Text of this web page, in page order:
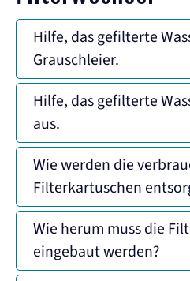
Hilfe, das gefilterte
Grauschleier.
Hilfe, das gefilterte
aus.
Wie werden die
Filterkartuschen
Wie herum muss die
eingebaut werden?